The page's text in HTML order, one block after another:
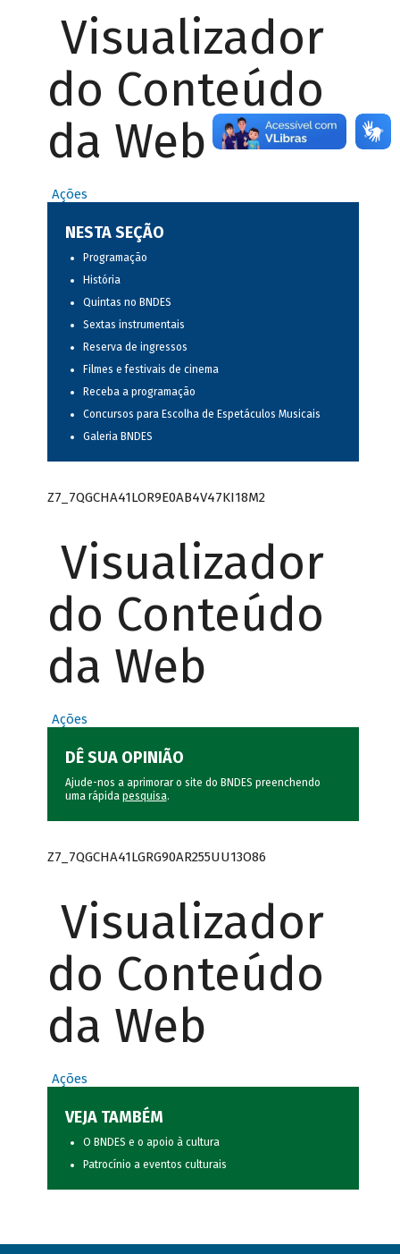
Visualizador
do Conteúdo
da Web
Ações
NESTA SEÇÃO
Programação
História
Quintas no BNDES
Sextas instrumentais
Reserva de ingressos
Filmes e festivais de cinema
Receba a programação
Concursos para Escolha de Espetáculos Musicais
Galeria BNDES
Z7_7QGCHA41LOR9E0AB4V47KI18M2
Visualizador
do Conteúdo
da Web
Ações
DÊ SUA OPINIÃO
Ajude-nos a aprimorar o site do BNDES preenchendo
uma rápida pesquisa.
Z7_7QGCHA41LGRG90AR255UU13O86
Visualizador
do Conteúdo
da Web
Ações
VEJA TAMBÉM
O BNDES e o apoio à cultura
Patrocínio a eventos culturais